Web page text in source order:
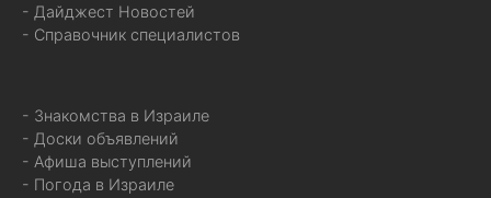
- Дайджест Новостей
- Справочник специалистов
- Знакомства в Израиле
- Доски объявлений
- Афиша выступлений
- Погода в Израиле